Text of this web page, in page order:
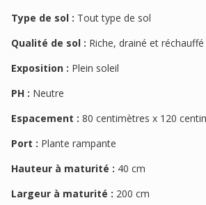
Type de sol : Tout type de sol
Qualité de sol : Riche, drainé et réchauffé
Exposition : Plein soleil
PH : Neutre
Espacement : 80 centimètres x 120
Port : Plante rampante
Hauteur à maturité : 40 cm
Largeur à maturité : 200 cm